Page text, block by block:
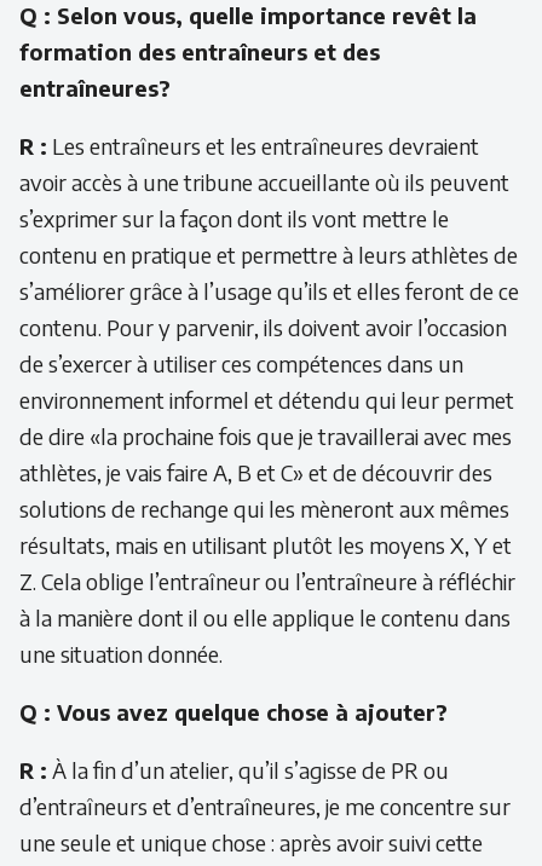
Q : Selon vous, quelle importance revêt la
formation des entraîneurs et des
entraîneures?
R : Les entraîneurs et les entraîneures devraient
avoir accès à une tribune accueillante où ils peuvent
s’exprimer sur la façon dont ils vont mettre le
contenu en pratique et permettre à leurs athlètes de
s’améliorer grâce à l’usage qu’ils et elles feront de ce
contenu. Pour y parvenir, ils doivent avoir l’occasion
de s’exercer à utiliser ces compétences dans un
environnement informel et détendu qui leur permet
de dire «la prochaine fois que je travaillerai avec mes
athlètes, je vais faire A, B et C» et de découvrir des
solutions de rechange qui les mèneront aux mêmes
résultats, mais en utilisant plutôt les moyens X, Y et
Z. Cela oblige l’entraîneur ou l’entraîneure à réfléchir
à la manière dont il ou elle applique le contenu dans
une situation donnée.
Q : Vous avez quelque chose à ajouter?
R : À la fin d’un atelier, qu’il s’agisse de PR ou
d’entraîneurs et d’entraîneures, je me concentre sur
une seule et unique chose : après avoir suivi cette